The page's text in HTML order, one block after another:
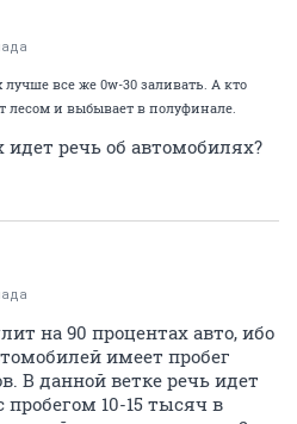
все же 0w-30 заливать. А кто
лесом и выбывает в полуфинале.
идет речь об автомобилях?
на 90 процентах авто, ибо
имеет пробег
В данной ветке речь идет
пробегом 10-15 тысяч в